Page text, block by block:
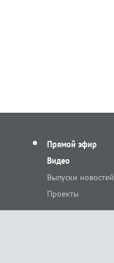
Прямой эфир
Видео
Выпуски новостей
Проекты